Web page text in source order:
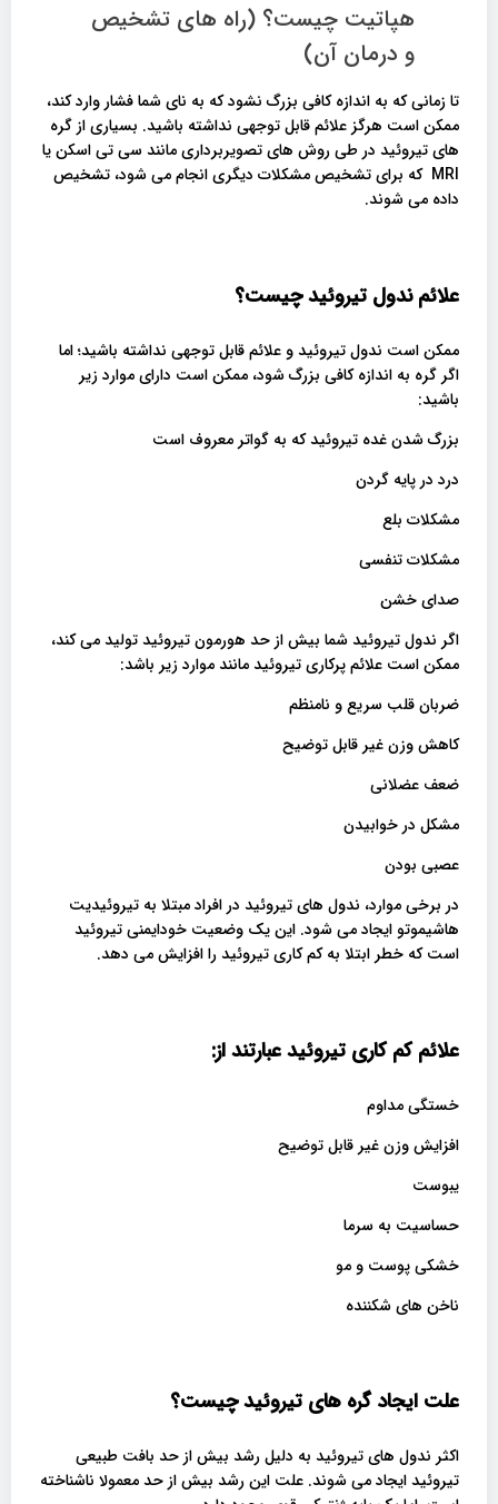
هپاتیت چیست؟ (راه های تشخیص
و درمان آن)
تا زمانی که به اندازه کافی بزرگ نشود که به نای شما فشار وارد کند،
ممکن است هرگز علائم قابل توجهی نداشته باشید. بسیاری از گره
های تیروئید در طی روش های تصویربرداری مانند سی تی اسکن یا
MRI که برای تشخیص مشکلات دیگری انجام می شود، تشخیص
داده می شوند.
علائم ندول تیروئید چیست؟
ممکن است ندول تیروئید و علائم قابل توجهی نداشته باشید؛ اما
اگر گره به اندازه کافی بزرگ شود، ممکن است دارای موارد زیر
باشید:
بزرگ شدن غده تیروئید که به گواتر معروف است
درد در پایه گردن
مشکلات بلع
مشکلات تنفسی
صدای خشن
اگر ندول تیروئید شما بیش از حد هورمون تیروئید تولید می کند،
ممکن است علائم پرکاری تیروئید مانند موارد زیر باشد:
ضربان قلب سریع و نامنظم
کاهش وزن غیر قابل توضیح
ضعف عضلانی
مشکل در خوابیدن
عصبی بودن
در برخی موارد، ندول های تیروئید در افراد مبتلا به تیروئیدیت
هاشیموتو ایجاد می شود. این یک وضعیت خودایمنی تیروئید
است که خطر ابتلا به کم کاری تیروئید را افزایش می دهد.
علائم کم کاری تیروئید عبارتند از:
خستگی مداوم
افزایش وزن غیر قابل توضیح
یبوست
حساسیت به سرما
خشکی پوست و مو
ناخن های شکننده
علت ایجاد گره های تیروئید چیست؟
اکثر ندول های تیروئید به دلیل رشد بیش از حد بافت طبیعی
تیروئید ایجاد می شوند. علت این رشد بیش از حد معمولا ناشناخته